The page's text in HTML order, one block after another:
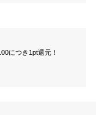
につき1pt還元！